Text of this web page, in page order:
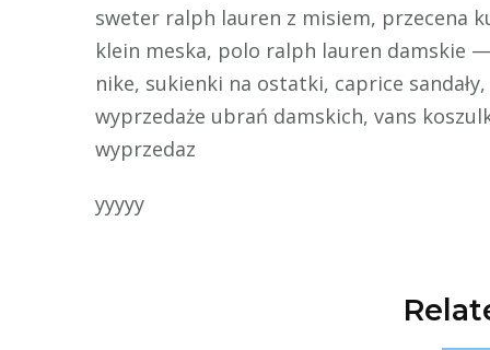
sweter ralph lauren z misiem, przecena
klein meska, polo ralph lauren damskie
nike, sukienki na ostatki, caprice
wyprzedaże ubrań damskich, vans
wyprzedaz
yyyyy